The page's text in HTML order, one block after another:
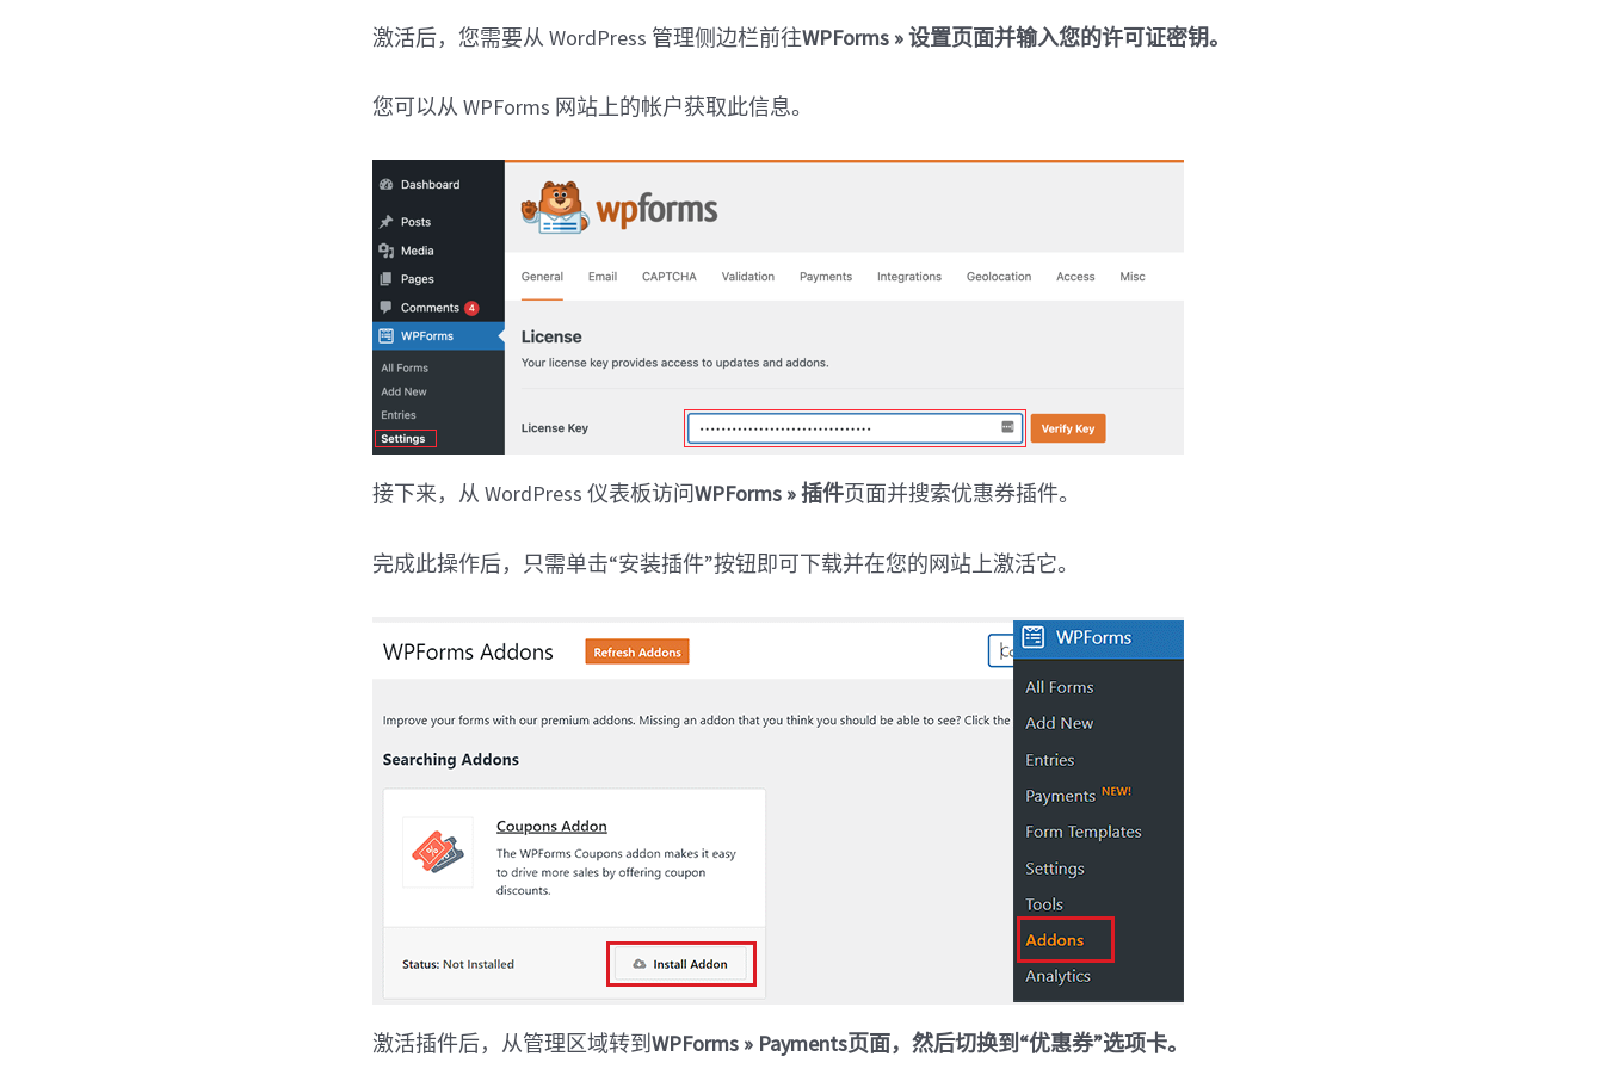
激活后，您需要从 WordPress 管理侧边栏前往WPForms » 设置页面并输入您的许可证密钥。
您可以从 WPForms 网站上的帐户获取此信息。
接下来，从 WordPress 仪表板访问WPForms » 插件页面并搜索优惠券插件。
完成此操作后，只需单击“安装插件”按钮即可下载并在您的网站上激活它。
激活插件后，从管理区域转到WPForms » Payments页面，然后切换到“优惠券”选项卡。